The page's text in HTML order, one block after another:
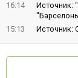
16:14
Источник:
15:13
Источник: